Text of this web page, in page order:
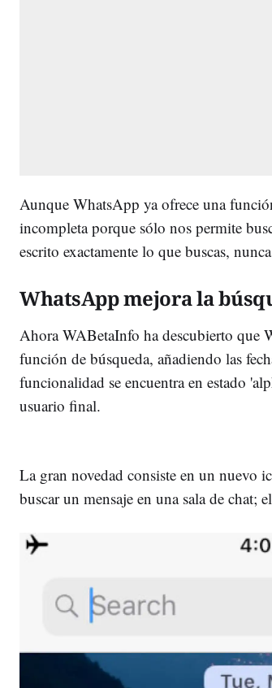
Aunque WhatsApp ya ofrece una
incompleta porque sólo nos permite
escrito exactamente lo que buscas,
WhatsApp mejora la
Ahora WABetaInfo ha descubierto que
función de búsqueda, añadiendo las
funcionalidad se encuentra en estado
usuario final.
La gran novedad consiste en un nuevo
buscar un mensaje en una sala de chat;